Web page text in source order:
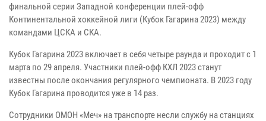
финальной серии Западной конференции плей-офф
Континентальной хоккейной лиги (Кубок Гагарина 2023) между
командами ЦСКА и СКА.
Кубок Гагарина 2023 включает в себя четыре раунда и проходит с 1
марта по 29 апреля. Участники плей-офф КХЛ 2023 станут
известны после окончания регулярного чемпионата. В 2023 году
Кубок Гагарина проводится уже в 14 раз.
Сотрудники ОМОН «Меч» на транспорте несли службу на станциях